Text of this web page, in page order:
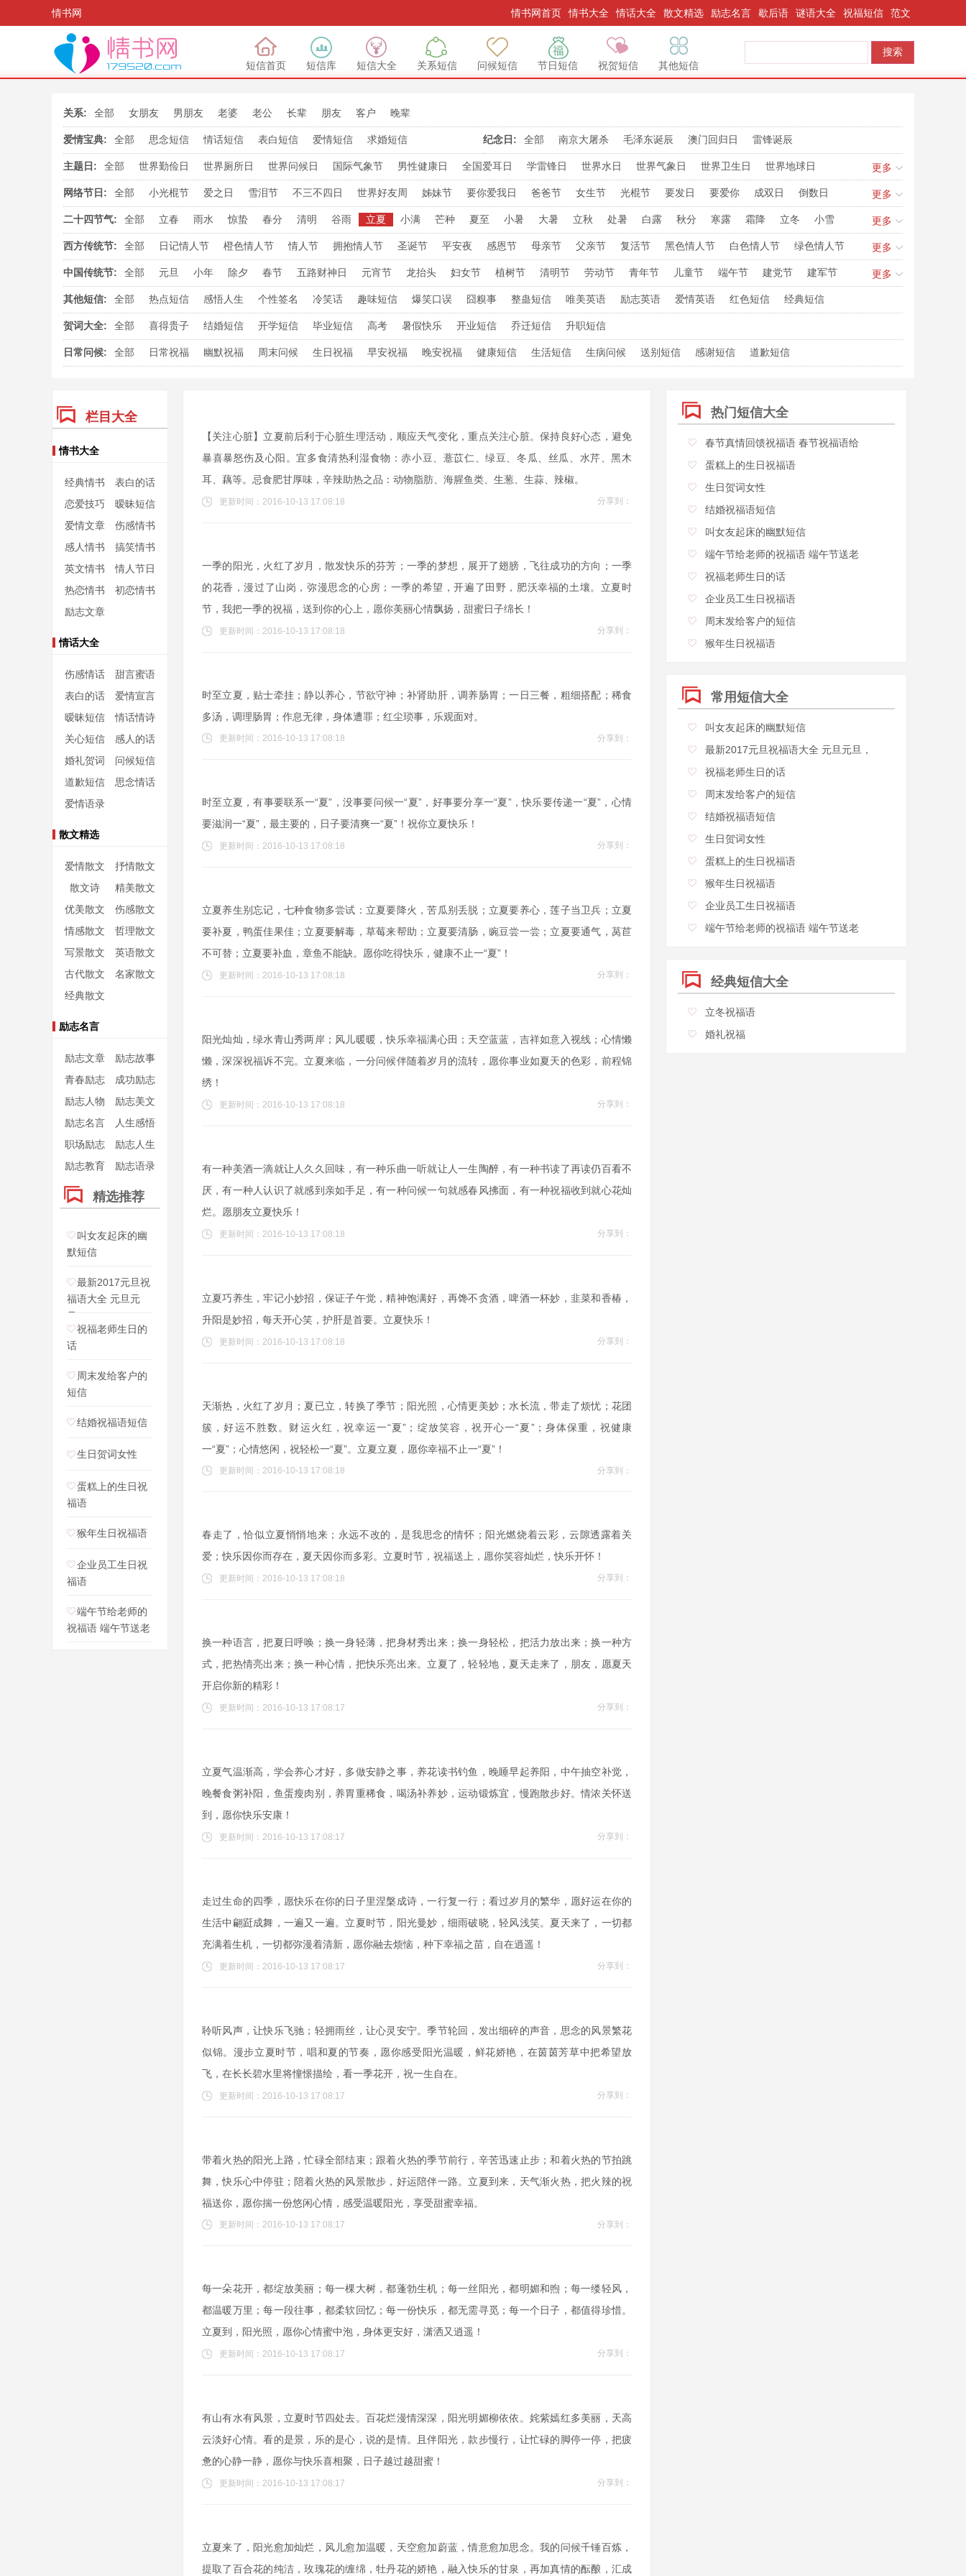
情书网 情书网首页 情书大全 情话大全 散文精选 励志名言 歇后语 谜语大全 祝福短信 范文
短信首页 短信库 短信大全 关系短信 问候短信 节日短信 祝贺短信 其他短信
关系: 全部 女朋友 男朋友 老婆 老公 长辈 朋友 客户 晚辈
爱情宝典: 全部 思念短信 情话短信 表白短信 爱情短信 求婚短信 纪念日: 全部 南京大屠杀 毛泽东诞辰 澳门回归日 雷锋诞辰
主题日: 全部 世界勤俭日 世界厕所日 世界问候日 国际气象节 男性健康日 全国爱耳日 学雷锋日 世界水日 世界气象日 世界卫生日
世界地球日
国际秘书日
世界微笑日 国际家庭日 国际宽容日 消费者日 艾滋病日 糖尿病日 国际禁毒日 世界人口日
世界邮政日
国际盲人节 世界读书日
更多
网络节日: 全部 小光棍节 爱之日 雪泪节 不三不四日 世界好友周 姊妹节 要你爱我日 爸爸节 女生节 光棍节 要发日 要爱你 成双日
倒数日
誓要爱
铁哥们日 誓要发 我爱你 爱己日 反转日 亲亲日 发财日 就要爱 双十 双十二 要爱日 安全日 誓爱妻 我要妻 我要发
我爱妻
亲一亲 世界最疼姐妹日 男人节 久久节 要顺日 闺蜜日
更多
二十四节气: 全部 立春 雨水 惊蛰 春分 清明 谷雨 立夏 小满 芒种 夏至 小暑 大暑 立秋 处暑 白露 秋分 寒露 霜降 立冬
小雪
大雪
小寒 大寒
更多
西方传统节: 全部 日记情人节 橙色情人节 情人节 拥抱情人节 圣诞节 平安夜 感恩节 母亲节 父亲节 复活节 黑色情人节 白色情人节
绿色情人节
愚人节
万圣节 亲吻情人节 巴西情人节 银色情人节
更多
中国传统节: 全部 元旦 小年 除夕 春节 五路财神日 元宵节 龙抬头 妇女节 植树节 清明节 劳动节 青年节 儿童节 端午节 建党节
建军节
七夕节
教师节 中秋节 扫尘日 祈福日 送穷日 玉皇诞辰 护士节 佛诞日 腊八节 闰年闰月
貔貅生日
观世音菩萨出家日
更多
其他短信: 全部 热点短信 感悟人生 个性签名 冷笑话 趣味短信 爆笑口误 囧糗事 整蛊短信 唯美英语 励志英语 爱情英语 红色短信 经典短信
贺词大全: 全部 喜得贵子 结婚短信 开学短信 毕业短信 高考 暑假快乐 开业短信 乔迁短信 升职短信
日常问候: 全部 日常祝福 幽默祝福 周末问候 生日祝福 早安祝福 晚安祝福 健康短信 生活短信 生病问候 送别短信 感谢短信 道歉短信
栏目大全
情书大全
经典情书
表白的话
恋爱技巧
暧昧短信
爱情文章
伤感情书
感人情书
搞笑情书
英文情书
情人节日
热恋情书
初恋情书
励志文章
情话大全
伤感情话
甜言蜜语
表白的话
爱情宣言
暧昧短信
情话情诗
关心短信
感人的话
婚礼贺词
问候短信
道歉短信
思念情话
爱情语录
散文精选
爱情散文
抒情散文
散文诗
精美散文
优美散文
伤感散文
情感散文
哲理散文
写景散文
英语散文
古代散文
名家散文
经典散文
励志名言
励志文章
励志故事
青春励志
成功励志
励志人物
励志美文
励志名言
人生感悟
职场励志
励志人生
励志教育
励志语录
精选推荐
叫女友起床的幽
默短信
最新2017元旦祝
福语大全 元旦元
旦，
祝福老师生日的
话
周末发给客户的
短信
结婚祝福语短信
生日贺词女性
蛋糕上的生日祝
福语
猴年生日祝福语
企业员工生日祝
福语
端午节给老师的
祝福语 端午节送老
【关注心脏】立夏前后利于心脏生理活动，顺应天气变化，重点关注心脏。保持良好心态，避免
暴喜暴怒伤及心阳。宜多食清热利湿食物：赤小豆、薏苡仁、绿豆、冬瓜、丝瓜、水芹、黑木
耳、藕等。忌食肥甘厚味，辛辣助热之品：动物脂肪、海腥鱼类、生葱、生蒜、辣椒。
更新时间：2016-10-13 17:08:18 分享到：
一季的阳光，火红了岁月，散发快乐的芬芳；一季的梦想，展开了翅膀，飞往成功的方向；一季
的花香，漫过了山岗，弥漫思念的心房；一季的希望，开遍了田野，肥沃幸福的土壤。立夏时
节，我把一季的祝福，送到你的心上，愿你美丽心情飘扬，甜蜜日子绵长！
更新时间：2016-10-13 17:08:18 分享到：
时至立夏，贴士牵挂；静以养心，节欲守神；补肾助肝，调养肠胃；一日三餐，粗细搭配；稀食
多汤，调理肠胃；作息无律，身体遭罪；红尘琐事，乐观面对。
更新时间：2016-10-13 17:08:18 分享到：
时至立夏，有事要联系一“夏”，没事要问候一“夏”，好事要分享一“夏”，快乐要传递一“夏”，心情
要滋润一“夏”，最主要的，日子要清爽一“夏”！祝你立夏快乐！
更新时间：2016-10-13 17:08:18 分享到：
立夏养生别忘记，七种食物多尝试：立夏要降火，苦瓜别丢脱；立夏要养心，莲子当卫兵；立夏
要补夏，鸭蛋佳果佳；立夏要解毒，草莓来帮助；立夏要清肠，豌豆尝一尝；立夏要通气，莴苣
不可替；立夏要补血，章鱼不能缺。愿你吃得快乐，健康不止一“夏”！
更新时间：2016-10-13 17:08:18 分享到：
阳光灿灿，绿水青山秀两岸；风儿暖暖，快乐幸福满心田；天空蓝蓝，吉祥如意入视线；心情懒
懒，深深祝福诉不完。立夏来临，一分问候伴随着岁月的流转，愿你事业如夏天的色彩，前程锦
绣！
更新时间：2016-10-13 17:08:18 分享到：
有一种美酒一滴就让人久久回味，有一种乐曲一听就让人一生陶醉，有一种书读了再读仍百看不
厌，有一种人认识了就感到亲如手足，有一种问候一句就感春风拂面，有一种祝福收到就心花灿
烂。愿朋友立夏快乐！
更新时间：2016-10-13 17:08:18 分享到：
立夏巧养生，牢记小妙招，保证子午觉，精神饱满好，再馋不贪酒，啤酒一杯妙，韭菜和香椿，
升阳是妙招，每天开心笑，护肝是首要。立夏快乐！
更新时间：2016-10-13 17:08:18 分享到：
天渐热，火红了岁月；夏已立，转换了季节；阳光照，心情更美妙；水长流，带走了烦忧；花团
簇，好运不胜数。财运火红，祝幸运一“夏”；绽放笑容，祝开心一“夏”；身体保重，祝健康
一“夏”；心情悠闲，祝轻松一“夏”。立夏立夏，愿你幸福不止一“夏”！
更新时间：2016-10-13 17:08:18 分享到：
春走了，恰似立夏悄悄地来；永远不改的，是我思念的情怀；阳光燃烧着云彩，云隙透露着关
爱；快乐因你而存在，夏天因你而多彩。立夏时节，祝福送上，愿你笑容灿烂，快乐开怀！
更新时间：2016-10-13 17:08:18 分享到：
换一种语言，把夏日呼唤；换一身轻薄，把身材秀出来；换一身轻松，把活力放出来；换一种方
式，把热情亮出来；换一种心情，把快乐亮出来。立夏了，轻轻地，夏天走来了，朋友，愿夏天
开启你新的精彩！
更新时间：2016-10-13 17:08:17 分享到：
立夏气温渐高，学会养心才好，多做安静之事，养花读书钓鱼，晚睡早起养阳，中午抽空补觉，
晚餐食粥补阳，鱼蛋瘦肉别，养胃重稀食，喝汤补养妙，运动锻炼宜，慢跑散步好。情浓关怀送
到，愿你快乐安康！
更新时间：2016-10-13 17:08:17 分享到：
走过生命的四季，愿快乐在你的日子里涅槃成诗，一行复一行；看过岁月的繁华，愿好运在你的
生活中翩跹成舞，一遍又一遍。立夏时节，阳光曼妙，细雨破晓，轻风浅笑。夏天来了，一切都
充满着生机，一切都弥漫着清新，愿你融去烦恼，种下幸福之苗，自在逍遥！
更新时间：2016-10-13 17:08:17 分享到：
聆听风声，让快乐飞驰；轻拥雨丝，让心灵安宁。季节轮回，发出细碎的声音，思念的风景繁花
似锦。漫步立夏时节，唱和夏的节奏，愿你感受阳光温暖，鲜花娇艳，在茵茵芳草中把希望放
飞，在长长碧水里将憧憬描绘，看一季花开，祝一生自在。
更新时间：2016-10-13 17:08:17 分享到：
带着火热的阳光上路，忙碌全部结束；跟着火热的季节前行，辛苦迅速止步；和着火热的节拍跳
舞，快乐心中停驻；陪着火热的风景散步，好运陪伴一路。立夏到来，天气渐火热，把火辣的祝
福送你，愿你揣一份悠闲心情，感受温暖阳光，享受甜蜜幸福。
更新时间：2016-10-13 17:08:17 分享到：
每一朵花开，都绽放美丽；每一棵大树，都蓬勃生机；每一丝阳光，都明媚和煦；每一缕轻风，
都温暖万里；每一段往事，都柔软回忆；每一份快乐，都无需寻觅；每一个日子，都值得珍惜。
立夏到，阳光照，愿你心情蜜中泡，身体更安好，潇洒又逍遥！
更新时间：2016-10-13 17:08:17 分享到：
有山有水有风景，立夏时节四处去。百花烂漫情深深，阳光明媚柳依依。姹紫嫣红多美丽，天高
云淡好心情。看的是景，乐的是心，说的是情。且伴阳光，款步慢行，让忙碌的脚停一停，把疲
惫的心静一静，愿你与快乐喜相聚，日子越过越甜蜜！
更新时间：2016-10-13 17:08:17 分享到：
立夏来了，阳光愈加灿烂，风儿愈加温暖，天空愈加蔚蓝，情意愈加思念。我的问候千锤百炼，
提取了百合花的纯洁，玫瑰花的缠绵，牡丹花的娇艳，融入快乐的甘泉，再加真情的酝酿，汇成
热门短信大全
春节真情回馈祝福语 春节祝福语给
蛋糕上的生日祝福语
生日贺词女性
结婚祝福语短信
叫女友起床的幽默短信
端午节给老师的祝福语 端午节送老
祝福老师生日的话
企业员工生日祝福语
周末发给客户的短信
猴年生日祝福语
常用短信大全
叫女友起床的幽默短信
最新2017元旦祝福语大全 元旦元旦，
祝福老师生日的话
周末发给客户的短信
结婚祝福语短信
生日贺词女性
蛋糕上的生日祝福语
猴年生日祝福语
企业员工生日祝福语
端午节给老师的祝福语 端午节送老
经典短信大全
立冬祝福语
婚礼祝福